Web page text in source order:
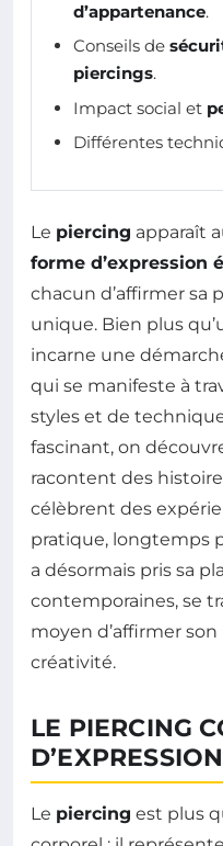
d’appartenance.
Conseils de
piercings.
Impact social et
Différentes
Le piercing apparaît
forme d’expression
chacun d’affirmer sa
unique. Bien plus
incarne une
qui se manifeste à
styles et de
fascinant, on
racontent des
célèbrent des
pratique, longtemps
a désormais pris sa
contemporaines, se
moyen d’affirmer
créativité.
LE PIERCING
Le piercing est plus